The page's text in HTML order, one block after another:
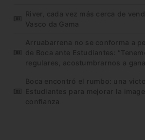
River, cada vez más cerca de
Vasco da Gama
Arruabarrena no se conforma a
de Boca ante Estudiantes:
regulares, acostumbrarnos a
Boca encontró el rumbo: una
Estudiantes para mejorar la
confianza